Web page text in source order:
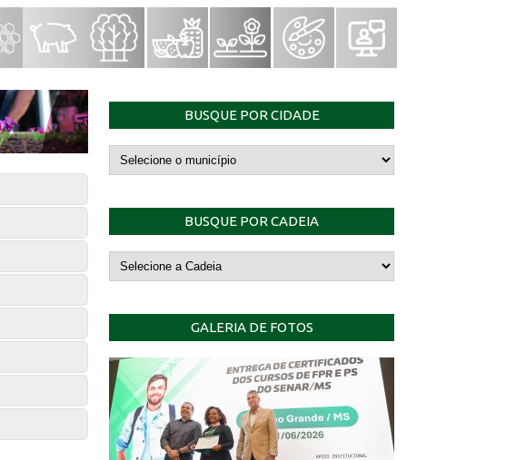
BUSQUE POR CIDADE
BUSQUE POR CADEIA
GALERIA DE FOTOS